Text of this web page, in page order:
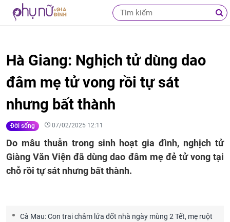
Hà Giang: Nghịch tử dùng dao
đâm mẹ tử vong rồi tự sát
nhưng bất thành
Đời sống 07/02/2025 12:11
Do mâu thuẫn trong sinh hoạt gia đình, nghịch tử
Giàng Văn Viện đã dùng dao đâm mẹ đẻ tử vong tại
chỗ rồi tự sát nhưng bất thành.
Cà Mau: Con trai châm lửa đốt nhà ngày mùng 2 Tết, mẹ ruột